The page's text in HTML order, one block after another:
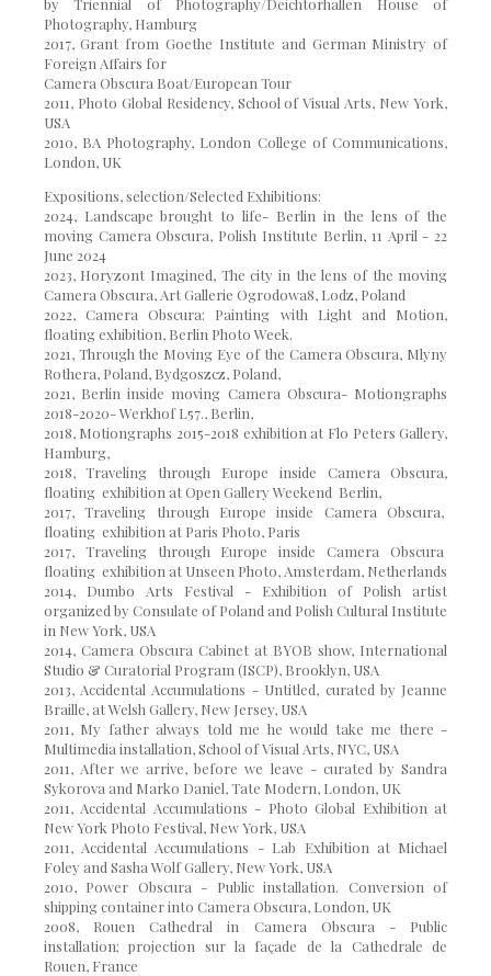
by Triennial of Photography/Deichtorhallen House of
Photography, Hamburg
2017, Grant from Goethe Institute and German Ministry of
Foreign Affairs for
Camera Obscura Boat/European Tour
2011, Photo Global Residency, School of Visual Arts, New York,
USA
2010, BA Photography, London College of Communications,
London, UK
Expositions, selection/Selected Exhibitions:
2024, Landscape brought to life- Berlin in the lens of the
moving Camera Obscura, Polish Institute Berlin, 11 April - 22
June 2024
2023, Horyzont Imagined, The city in the lens of the moving
Camera Obscura, Art Gallerie Ogrodowa8, Lodz, Poland
2022, Camera Obscura: Painting with Light and Motion,
floating exhibition, Berlin Photo Week.
2021, Through the Moving Eye of the Camera Obscura, Mlyny
Rothera, Poland, Bydgoszcz, Poland,
2021, Berlin inside moving Camera Obscura- Motiongraphs
2018-2020- Werkhof L57., Berlin,
2018, Motiongraphs 2015-2018 exhibition at Flo Peters Gallery,
Hamburg,
2018, Traveling through Europe inside Camera Obscura,
floating exhibition at Open Gallery Weekend Berlin,
2017, Traveling through Europe inside Camera Obscura,
floating exhibition at Paris Photo, Paris
2017, Traveling through Europe inside Camera Obscura
floating exhibition at Unseen Photo, Amsterdam, Netherlands
2014, Dumbo Arts Festival - Exhibition of Polish artist
organized by Consulate of Poland and Polish Cultural Institute
in New York, USA
2014, Camera Obscura Cabinet at BYOB show, International
Studio & Curatorial Program (ISCP), Brooklyn, USA
2013, Accidental Accumulations - Untitled, curated by Jeanne
Braille, at Welsh Gallery, New Jersey, USA
2011, My father always told me he would take me there -
Multimedia installation, School of Visual Arts, NYC, USA
2011, After we arrive, before we leave - curated by Sandra
Sykorova and Marko Daniel, Tate Modern, London, UK
2011, Accidental Accumulations - Photo Global Exhibition at
New York Photo Festival, New York, USA
2011, Accidental Accumulations - Lab Exhibition at Michael
Foley and Sasha Wolf Gallery, New York, USA
2010, Power Obscura - Public installation. Conversion of
shipping container into Camera Obscura, London, UK
2008, Rouen Cathedral in Camera Obscura - Public
installation; projection sur la façade de la Cathedrale de
Rouen, France